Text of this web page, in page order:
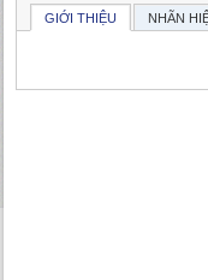
GIỚI THIỆU NHÃN